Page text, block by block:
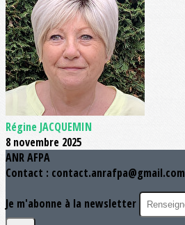
Régine JACQUEMIN
8 novembre 2025
ANR AFPA
Contact : contact.anrafpa@gmail.com
Je m'abonne à la newsletter